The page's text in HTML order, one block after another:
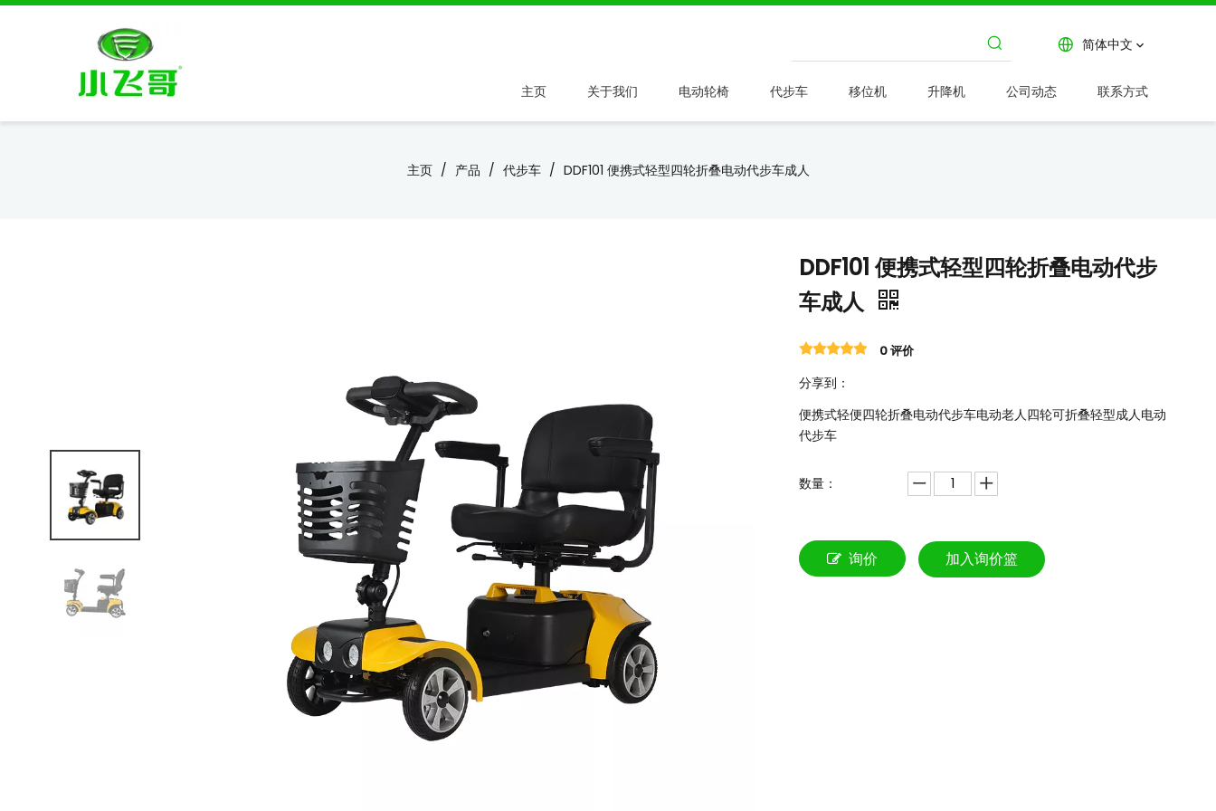
简体中文
主页 关于我们 电动轮椅 代步车 移位机 升降机 公司动态 联系方式
主页 / 产品 / 代步车 / DDF101 便携式轻型四轮折叠电动代步车成人
DDF101 便携式轻型四轮折叠电动代步
车成人
0 评价
分享到：
便携式轻便四轮折叠电动代步车电动老人四轮可折叠轻型成人电动
代步车
数量：
询价 加入询价篮